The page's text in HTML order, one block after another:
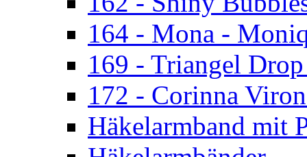
164 - Mona -
169 - Triangel Drop
172 - Corinna
Häkelarmband mit